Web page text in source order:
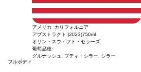
フルボディ
アメリカ カリフォルニア
アブストラクト (2023)750ml
オリン・スウィフト・セラーズ
葡萄品種:
グルナッシュ, プティ・シラー, シラー